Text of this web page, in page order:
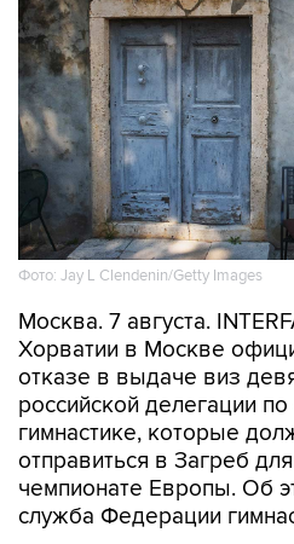
Фото: Jay L Clendenin/Getty Images
Москва. 7 августа.
Хорватии в Москве
отказе в выдаче виз
российской делегации
гимнастике, которые
отправиться в Загреб
чемпионате Европы. Об
служба Федерации